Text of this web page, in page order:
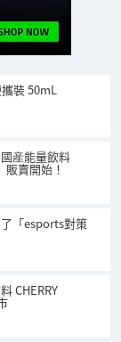
裝 50mL
産能量飲料
販賣開始！
「esports對策
CHERRY